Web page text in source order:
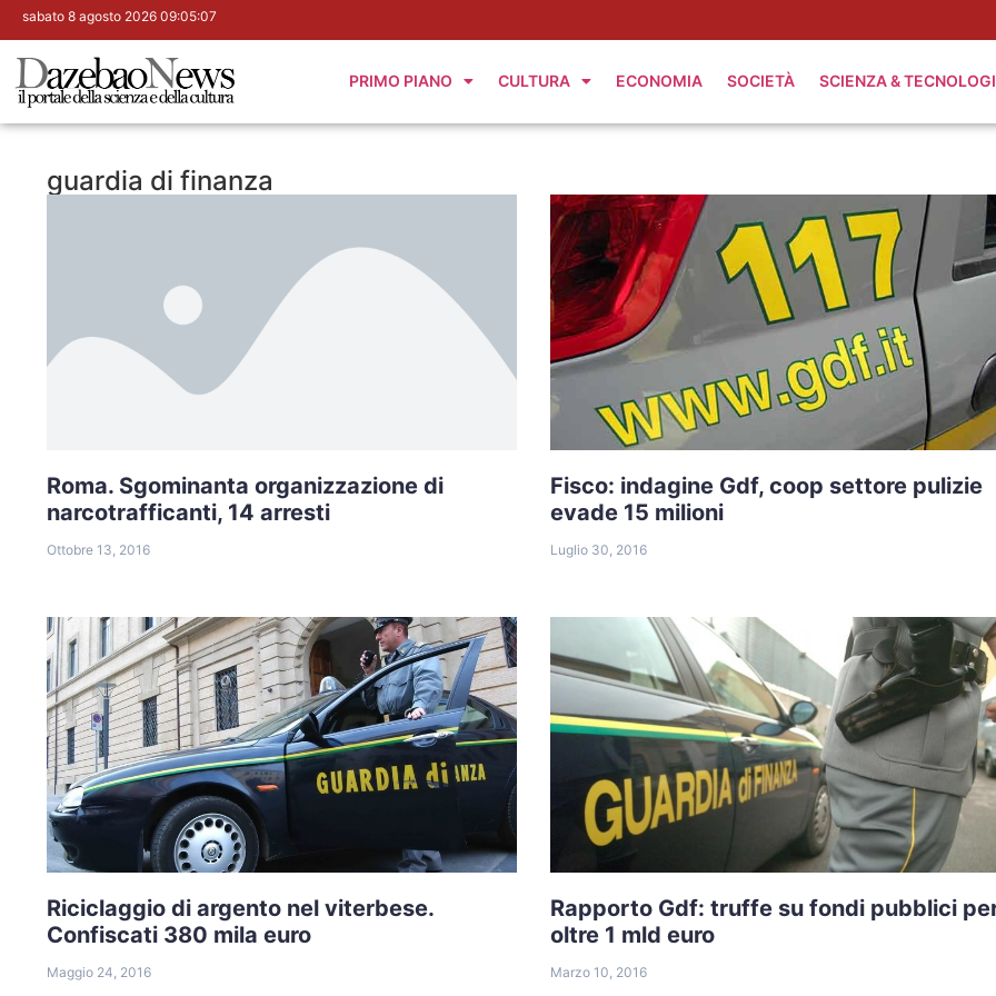
sabato 8 agosto 2026 09:05:08
PRIMO PIANO CULTURA ECONOMIA SOCIETÀ SCIENZA &
guardia di finanza
Roma. Sgominanta organizzazione di
narcotrafficanti, 14 arresti
Ottobre 13, 2016
Fisco: indagine Gdf, coop settore pulizie
evade 15 milioni
Luglio 30, 2016
Riciclaggio di argento nel viterbese.
Confiscati 380 mila euro
Maggio 24, 2016
Rapporto Gdf: truffe su fondi pubblici
oltre 1 mld euro
Marzo 10, 2016